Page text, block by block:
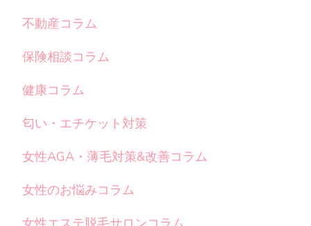
不動産コラム
保険相談コラム
健康コラム
匂い・エチケット対策
女性AGA・薄毛対策&改善コラム
女性のお悩みコラム